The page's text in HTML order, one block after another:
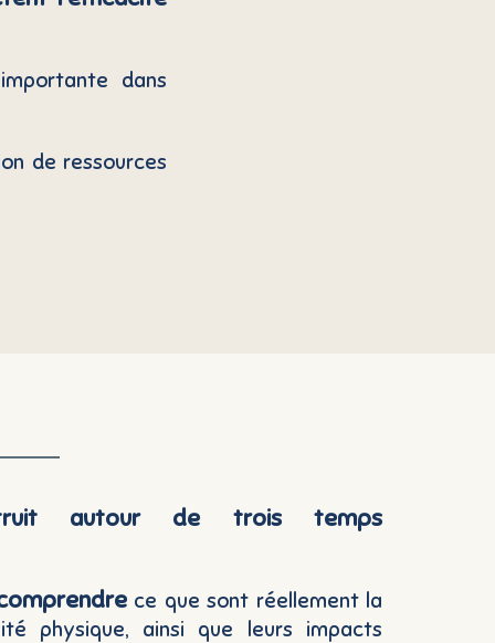
dans
de ressources
autour de trois temps
ce que sont réellement la
physique, ainsi que leurs impacts